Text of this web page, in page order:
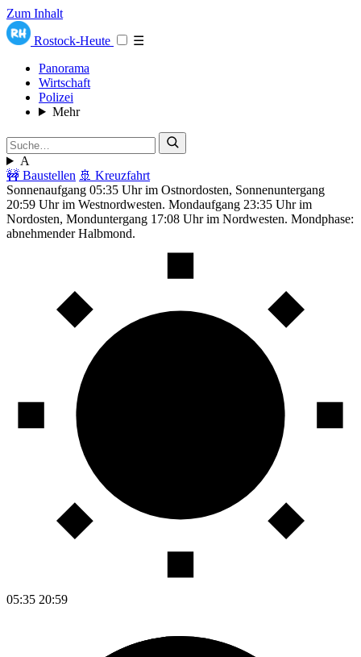
Zum Inhalt
Rostock-Heute
☰
Panorama
Wirtschaft
Polizei
Mehr
A
🚧 Baustellen 🚢 Kreuzfahrt
Sonnenaufgang 05:35 Uhr im Ostnordosten, Sonnenuntergang
20:59 Uhr im Westnordwesten. Mondaufgang 23:35 Uhr im
Nordosten, Monduntergang 17:08 Uhr im Nordwesten. Mondphase:
abnehmender Halbmond.
05:35 20:59